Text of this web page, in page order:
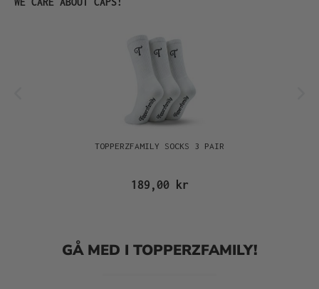
TOPPERZFAMILY SOCKS 3 PAIR
189,00 kr
GÅ MED I TOPPERZFAMILY!